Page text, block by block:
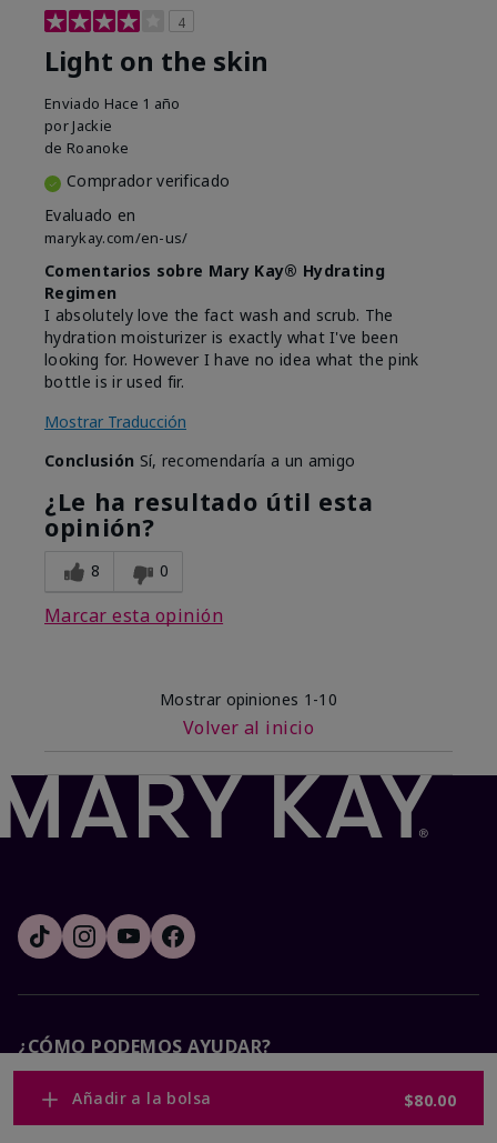
Añadir a la bolsa $80.00
4
Light on the skin
Enviado Hace 1 año
por Jackie
de Roanoke
Comprador verificado
Evaluado en
marykay.com/en-us/
Comentarios sobre Mary Kay® Hydrating
Regimen
I absolutely love the fact wash and scrub. The
hydration moisturizer is exactly what I've been
looking for. However I have no idea what the pink
bottle is ir used fir.
Mostrar Traducción
Conclusión Sí, recomendaría a un amigo
¿Le ha resultado útil esta
opinión?
8 0
Marcar esta opinión
Mostrar opiniones 1-10
Volver al inicio
¿CÓMO PODEMOS AYUDAR?
Recibe e-mails